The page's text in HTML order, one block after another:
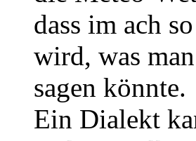
dass im ach
wird, was
sagen könnte.
Ein Dialekt